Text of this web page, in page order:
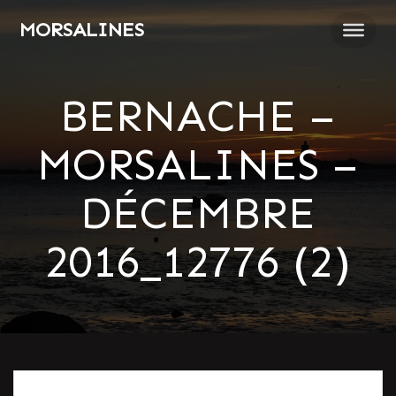
Passer
au
MORSALINES
BERNACHE –
MORSALINES –
DÉCEMBRE
2016_12776 (2)